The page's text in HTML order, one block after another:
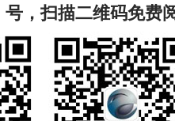
号，扫描二维码免费